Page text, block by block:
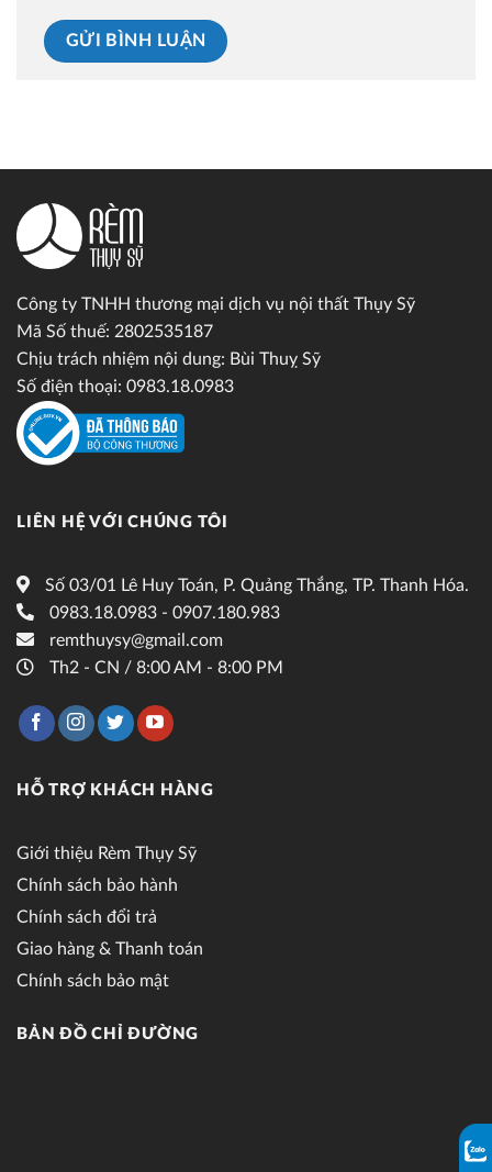
Công ty TNHH thương mại dịch vụ nội thất Thụy Sỹ
Mã Số thuế: 2802535187
Chịu trách nhiệm nội dung: Bùi Thuỵ Sỹ
Số điện thoại: 0983.18.0983
LIÊN HỆ VỚI CHÚNG TÔI
Số 03/01 Lê Huy Toán, P. Quảng Thắng, TP. Thanh Hóa.
0983.18.0983 - 0907.180.983
remthuysy@gmail.com
Th2 - CN / 8:00 AM - 8:00 PM
HỖ TRỢ KHÁCH HÀNG
Giới thiệu Rèm Thụy Sỹ
Chính sách bảo hành
Chính sách đổi trả
Giao hàng & Thanh toán
Chính sách bảo mật
BẢN ĐỒ CHỈ ĐƯỜNG